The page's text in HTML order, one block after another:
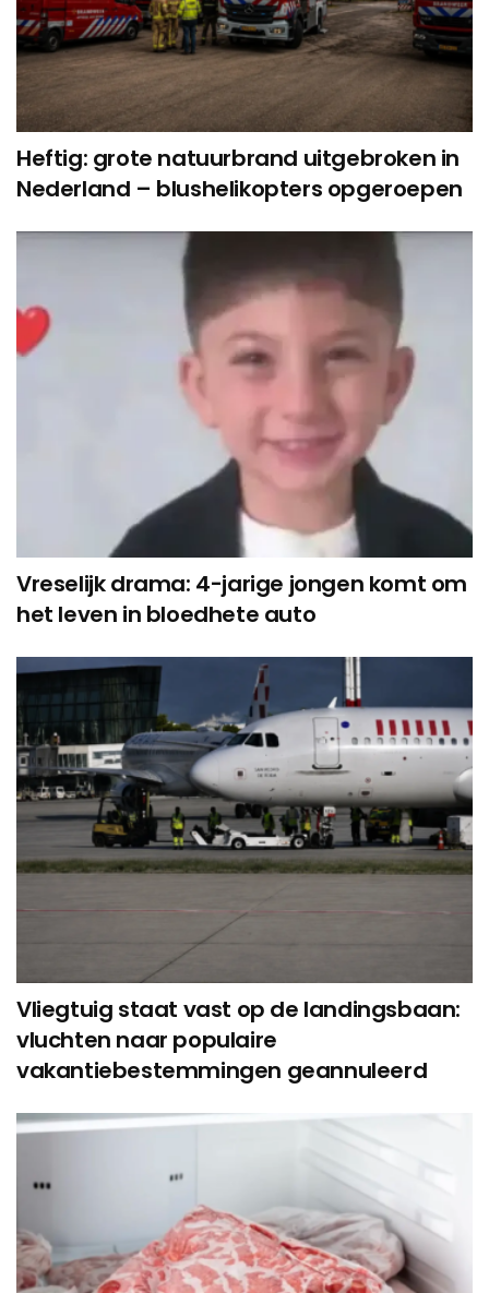
Heftig: grote natuurbrand uitgebroken in
Nederland – blushelikopters opgeroepen
Vreselijk drama: 4-jarige jongen komt om
het leven in bloedhete auto
Vliegtuig staat vast op de landingsbaan:
vluchten naar populaire
vakantiebestemmingen geannuleerd